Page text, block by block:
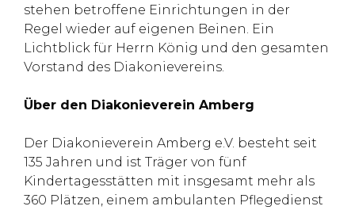
stehen betroffene Einrichtungen in der
Regel wieder auf eigenen Beinen. Ein
Lichtblick für Herrn König und den gesamten
Vorstand des Diakonievereins.
Über den Diakonieverein Amberg
Der Diakonieverein Amberg e.V. besteht seit
135 Jahren und ist Träger von fünf
Kindertagesstätten mit insgesamt mehr als
360 Plätzen, einem ambulanten Pflegedienst